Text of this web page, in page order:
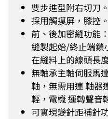
雙步進型附右切刀。
採用觸摸屏，膝控。
前、後加密縫功能：
縫製起始/終止端鎖
在縫料上的線頭長
無軸承主軸伺服馬
軸，無需用連 軸器
輕，電機 運轉聲音
可實現變針距補針